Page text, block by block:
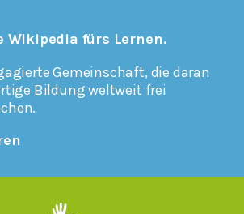
Wikipedia fürs Lernen.
Gemeinschaft, die daran
Bildung weltweit frei